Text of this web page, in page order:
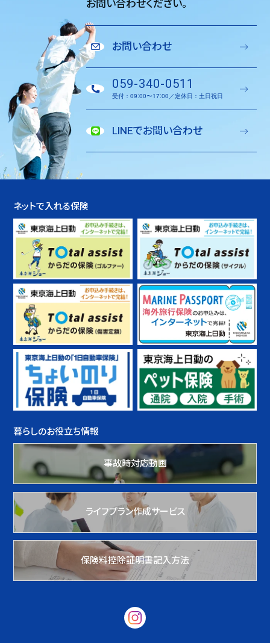
お問い合わせください。
お問い合わせ
059-340-0511
受付：09:00〜17:00／定休日：土日祝日
LINEでお問い合わせ
ネットで入れる保険
暮らしのお役立ち情報
事故時対応動画
ライフプラン作成サービス
保険料控除証明書記入方法